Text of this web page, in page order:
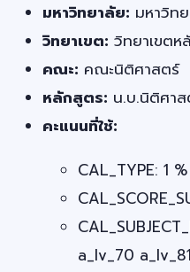
มหาวิทยาลัย: มหาวิท
วิทยาเขต: วิทยาเขตห
คณะ: คณะนิติศาสตร์
หลักสูตร: น.บ.นิติศา
คะแนนที่ใช้:
CAL_TYPE: 1 %
a_lv_70